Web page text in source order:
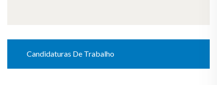
Candidaturas De Trabalho